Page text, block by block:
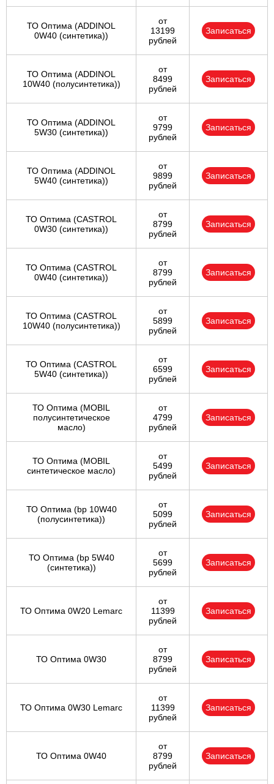
ТО Оптима (ADDINOL
0W40 (синтетика))
от
13199
рублей
Записаться
ТО Оптима (ADDINOL
10W40 (полусинтетика))
от
8499
рублей
Записаться
ТО Оптима (ADDINOL
5W30 (синтетика))
от
9799
рублей
Записаться
ТО Оптима (ADDINOL
5W40 (синтетика))
от
9899
рублей
Записаться
ТО Оптима (CASTROL
0W30 (синтетика))
от
8799
рублей
Записаться
ТО Оптима (CASTROL
0W40 (синтетика))
от
8799
рублей
Записаться
ТО Оптима (CASTROL
10W40 (полусинтетика))
от
5899
рублей
Записаться
ТО Оптима (CASTROL
5W40 (синтетика))
от
6599
рублей
Записаться
ТО Оптима (MOBIL
полусинтетическое
масло)
от
4799
рублей
Записаться
ТО Оптима (MOBIL
синтетическое масло)
от
5499
рублей
Записаться
ТО Оптима (bp 10W40
(полусинтетика))
от
5099
рублей
Записаться
ТО Оптима (bp 5W40
(синтетика))
от
5699
рублей
Записаться
ТО Оптима 0W20 Lemarc
от
11399
рублей
Записаться
ТО Оптима 0W30
от
8799
рублей
Записаться
ТО Оптима 0W30 Lemarc
от
11399
рублей
Записаться
ТО Оптима 0W40
от
8799
рублей
Записаться